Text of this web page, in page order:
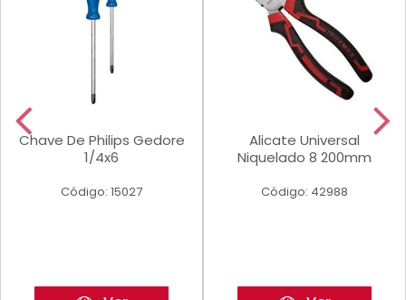
Chave De Philips Gedore
1/4x6
Código: 15027
Alicate Universal
Niquelado 8 200mm
Código: 42988